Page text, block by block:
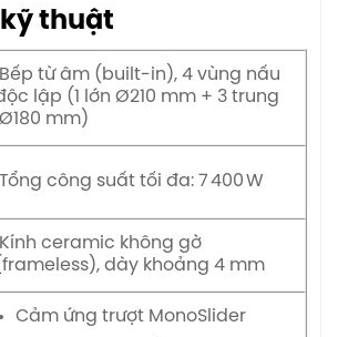
kỹ thuật
Bếp từ âm (built-in), 4 vùng nấu
lập (1 lớn Ø210 mm + 3 trung
Ø180 mm)
Tổng công suất tối đa: 7 400 W
Kính ceramic không gờ
dày khoảng 4 mm
Cảm ứng trượt MonoSlider